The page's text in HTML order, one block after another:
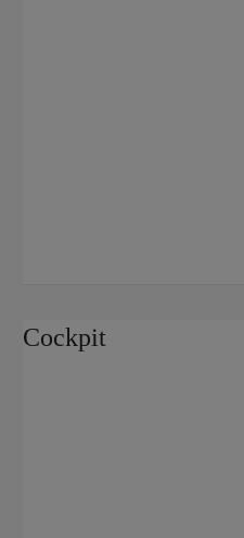
Cockpit